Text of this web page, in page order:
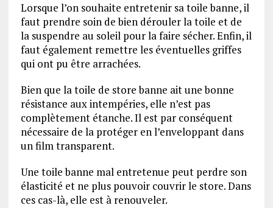
Lorsque l’on souhaite entretenir sa toile banne, il
faut prendre soin de bien dérouler la toile et de
la suspendre au soleil pour la faire sécher. Enfin, il
faut également remettre les éventuelles griffes
qui ont pu être arrachées.
Bien que la toile de store banne ait une bonne
résistance aux intempéries, elle n’est pas
complètement étanche. Il est par conséquent
nécessaire de la protéger en l’enveloppant dans
un film transparent.
Une toile banne mal entretenue peut perdre son
élasticité et ne plus pouvoir couvrir le store. Dans
ces cas-là, elle est à renouveler.